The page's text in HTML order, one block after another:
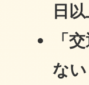
日
「
な